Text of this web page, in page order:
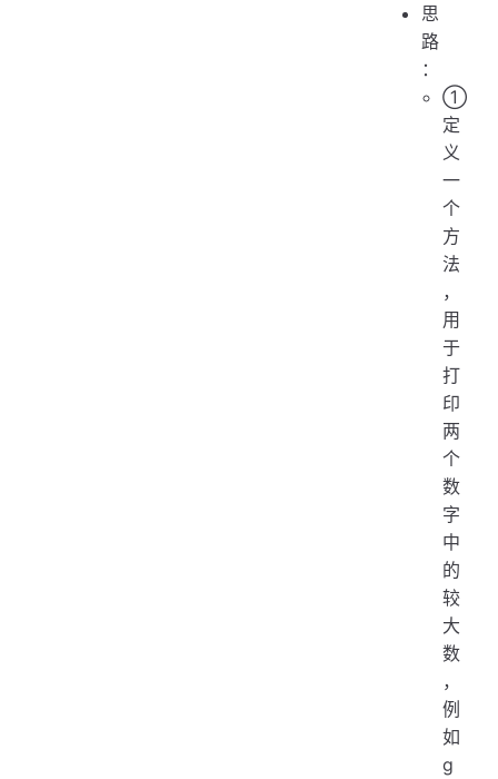
思
路
：
①
定
义
一
个
方
法
，
用
于
打
印
两
个
数
字
中
的
较
大
数
，
例
如
g